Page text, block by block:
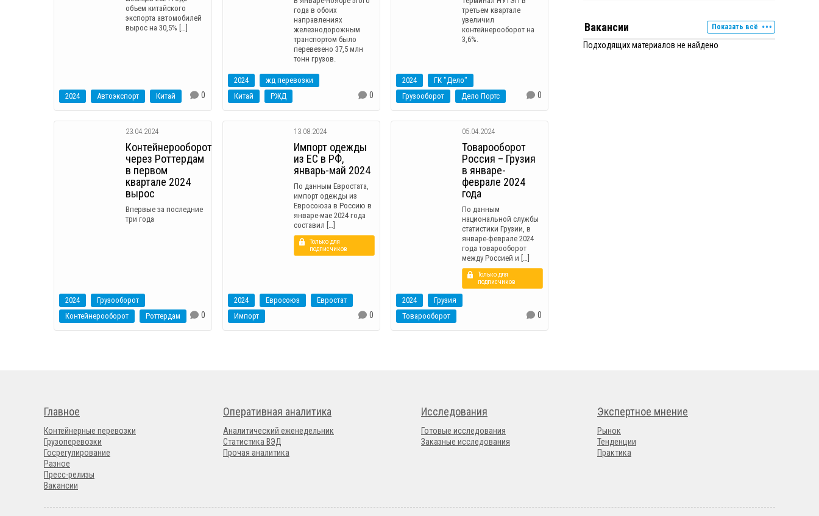
объем китайского
экспорта автомобилей
вырос на 30,5% […]
2024 Автоэкспорт Китай 0
года в обоих
направлениях
железнодорожным
транспортом было
перевезено 37,5 млн
тонн грузов.
2024
жд перевозки
Китай
РЖД 0
третьем квартале
увеличил
контейнерооборот на
3,6%.
2024
ГК "Дело"
Грузооборот
Дело Портс 0
23.04.2024
Контейнерооборот
через Роттердам
в первом
квартале 2024
вырос
Впервые за последние
три года
2024
Грузооборот
Контейнерооборот
Роттердам 0
13.08.2024
Импорт одежды
из ЕС в РФ,
январь-май 2024
По данным Евростата,
импорт одежды из
Евросоюза в Россию в
январе-мае 2024 года
составил […]
Только для
подписчиков
2024 Евросоюз
Евростат
Импорт
0
05.04.2024
Товарооборот
Россия – Грузия
в январе-
феврале 2024
года
По данным
национальной службы
статистики Грузии, в
январе-феврале 2024
года товарооборот
между Россией и […]
Только для
подписчиков
2024
Грузия
Товарооборот
0
Вакансии Показать всё
Подходящих материалов не найдено
Главное
Контейнерные перевозки
Грузоперевозки
Госрегулирование
Разное
Пресс-релизы
Вакансии
Оперативная аналитика
Аналитический еженедельник
Статистика ВЭД
Прочая аналитика
Исследования
Готовые исследования
Заказные исследования
Экспертное мнение
Рынок
Тенденции
Практика